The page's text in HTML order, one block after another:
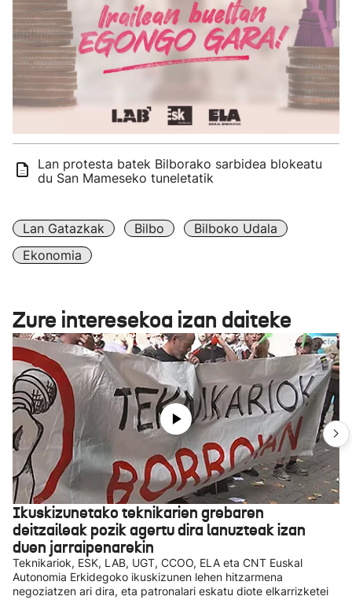
Lan protesta batek Bilborako sarbidea blokeatu
du San Mameseko tuneletatik
Lan Gatazkak Bilbo
Bilboko Udala
Ekonomia
Zure interesekoa izan daiteke
Ikuskizunetako teknikarien grebaren
deitzaileak pozik agertu dira lanuzteak izan
duen jarraipenarekin
Teknikariok, ESK, LAB, UGT, CCOO, ELA eta CNT Euskal
Autonomia Erkidegoko ikuskizunen lehen hitzarmena
negoziatzen ari dira, eta patronalari eskatu diote elkarrizketei